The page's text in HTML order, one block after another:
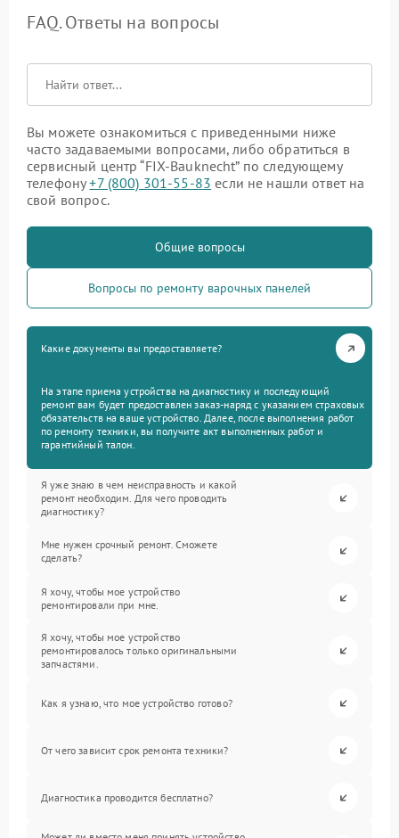
FAQ. Ответы на вопросы
Вы можете ознакомиться с приведенными ниже
часто задаваемыми вопросами, либо обратиться в
сервисный центр “FIX-Bauknecht” по следующему
телефону+7 (800) 301-55-83 если не нашли ответ на
свой вопрос.
Общие вопросы
Вопросы по ремонту варочных панелей
Какие документы вы предоставляете?
На этапе приема устройства на диагностику и последующий
ремонт вам будет предоставлен заказ-наряд с указанием страховых
обязательств на ваше устройство. Далее, после выполнения работ
по ремонту техники, вы получите акт выполненных работ и
гарантийный талон.
Я уже знаю в чем неисправность и какой
ремонт необходим. Для чего проводить
диагностику?
Мне нужен срочный ремонт. Сможете
сделать?
Я хочу, чтобы мое устройство
ремонтировали при мне.
Я хочу, чтобы мое устройство
ремонтировалось только оригинальными
запчастями.
Как я узнаю, что мое устройство готово?
От чего зависит срок ремонта техники?
Диагностика проводится бесплатно?